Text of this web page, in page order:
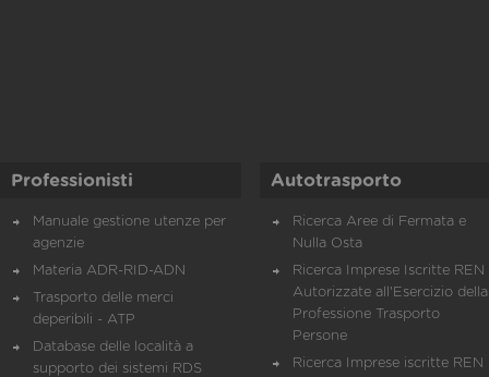
Professionisti
Manuale gestione utenze per
agenzie
Materia ADR-RID-ADN
Trasporto delle merci
deperibili - ATP
Database delle località a
supporto dei sistemi RDS
Autotrasporto
Ricerca Aree di Fermata e
Nulla Osta
Ricerca Imprese Iscritte REN
Autorizzate all'Esercizio della
Professione Trasporto
Persone
Ricerca Imprese iscritte REN